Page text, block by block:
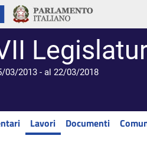
03/2013 - al 22/03/2018
Lavori Documenti